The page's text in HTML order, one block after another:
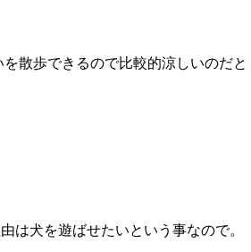
散歩できるので比較的涼しいのだと
は犬を遊ばせたいという事なので。